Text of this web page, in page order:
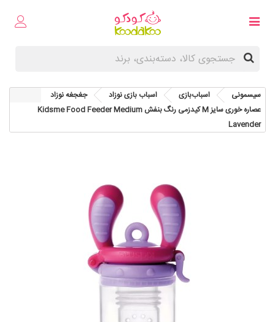
سیسمونی اسباب‌بازی اسباب‌ بازی نوزاد
جغجغه نوزاد
عصاره خوری سایز M کیدزمی رنگ بنفش Kidsme Food Feeder Medium
Lavender